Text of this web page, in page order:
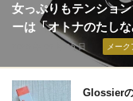
エイジングケア
ボディ＆ヘア
女っぷりもテンショ
ーは「オトナのたしな
2025 年 09 月 15 日 メー
Glossier